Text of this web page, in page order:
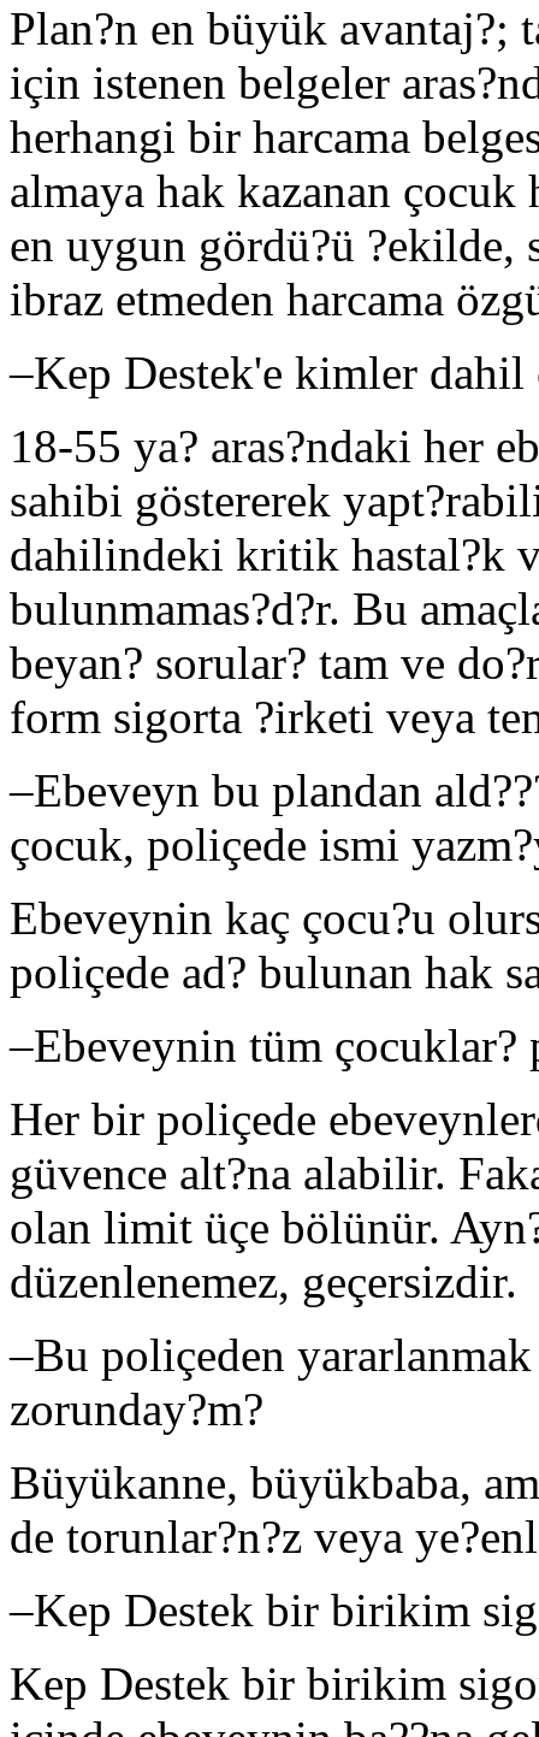
Plan?n en büyük avantaj?;
için istenen belgeler
herhangi bir harcama
almaya hak kazanan çocuk
en uygun gördü?ü
ibraz etmeden harcama
–Kep Destek'e kimler
18-55 ya? aras?ndaki her
sahibi göstererek
dahilindeki kritik hastal?k
bulunmamas?d?r. Bu
beyan? sorular? tam ve
form sigorta ?irketi veya
–Ebeveyn bu plandan
çocuk, poliçede ismi
Ebeveynin kaç çocu?u
poliçede ad? bulunan hak
–Ebeveynin tüm
Her bir poliçede
güvence alt?na alabilir.
olan limit üçe bölünür.
düzenlenemez, geçersizdir.
–Bu poliçeden
zorunday?m?
Büyükanne, büyükbaba,
de torunlar?n?z veya
–Kep Destek bir birikim
Kep Destek bir birikim